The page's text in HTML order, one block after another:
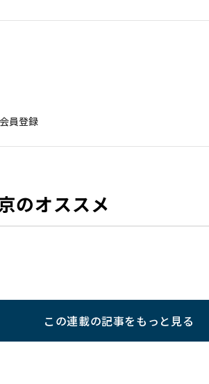
員登録
のオススメ
この連載の記事をもっと見る